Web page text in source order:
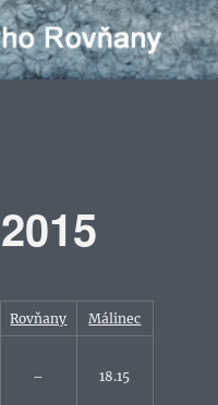
Rovňany Málinec
– 18.15